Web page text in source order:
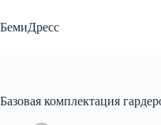
к
сути
БемиДресс
Базовая комплектация